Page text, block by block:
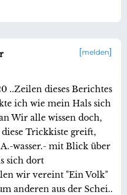
melden
..Zeilen dieses Berichtes
ich wie mein Hals sich
Wir alle wissen doch,
Trickkiste greift,
wasser.- mit Blick über
sich dort
wir vereint "Ein Volk"
anderen aus der Schei..